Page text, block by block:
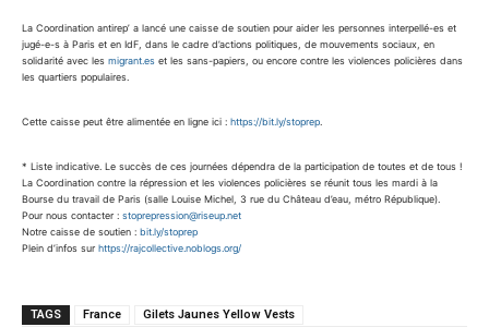
La Coordination antirep’ a lancé une caisse de soutien pour aider les personnes interpellé-es et
jugé-e-s à Paris et en IdF, dans le cadre d’actions politiques, de mouvements sociaux, en
solidarité avec les migrant.es et les sans-papiers, ou encore contre les violences policières dans
les quartiers populaires.
Cette caisse peut être alimentée en ligne ici : https://bit.ly/stoprep
* Liste indicative. Le succès de ces journées dépendra de la participation de toutes et de tous !
La Coordination contre la répression et les violences policières se réunit tous les mardi à la
Bourse du travail de Paris (salle Louise Michel, 3 rue du Château d’eau, métro République).
Pour nous contacter : stoprepression@riseup.net
Notre caisse de soutien : bit.ly/stoprep
Plein d’infos sur https://rajcollective.noblogs.org/
TAGS France Gilets Jaunes Yellow Vests